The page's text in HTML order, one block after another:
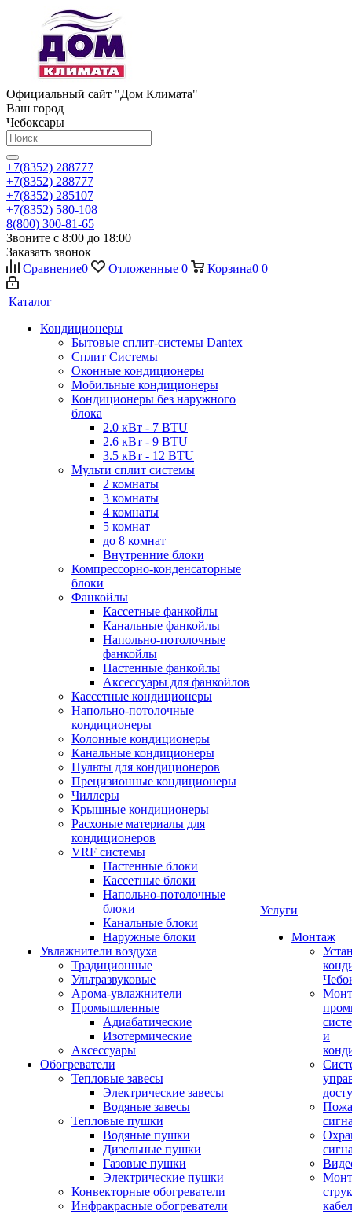
Официальный сайт "Дом Климата"
Ваш город
Чебоксары
+7(8352) 288777
+7(8352) 288777
+7(8352) 285107
+7(8352) 580-108
8(800) 300-81-65
Звоните с 8:00 до 18:00
Заказать звонок
Сравнение0 Отложенные 0 Корзина0 0
Каталог
Кондиционеры
Бытовые сплит-системы Dantex
Сплит Системы
Оконные кондиционеры
Мобильные кондиционеры
Кондиционеры без наружного
блока
2.0 кВт - 7 BTU
2.6 кВт - 9 BTU
3.5 кВт - 12 BTU
Мульти сплит системы
2 комнаты
3 комнаты
4 комнаты
5 комнат
до 8 комнат
Внутренние блоки
Компрессорно-конденсаторные
блоки
Фанкойлы
Кассетные фанкойлы
Канальные фанкойлы
Напольно-потолочные
фанкойлы
Настенные фанкойлы
Аксессуары для фанкойлов
Кассетные кондиционеры
Напольно-потолочные
кондиционеры
Колонные кондиционеры
Канальные кондиционеры
Пульты для кондиционеров
Прецизионные кондиционеры
Чиллеры
Крышные кондиционеры
Расхоные материалы для
кондиционеров
VRF системы
Настенные блоки
Кассетные блоки
Напольно-потолочные
блоки
Канальные блоки
Наружные блоки
Увлажнители воздуха
Традиционные
Ультразвуковые
Арома-увлажнители
Промышленныe
Адиабатические
Изотермические
Аксессуары
Обогреватели
Тепловые завесы
Электрические завесы
Водяные завесы
Тепловые пушки
Водяные пушки
Дизельные пушки
Газовые пушки
Электрические пушки
Конвекторные обогреватели
Инфракрасные обогреватели
Услуги
Монтаж
и